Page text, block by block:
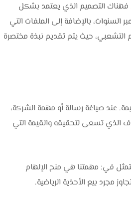
فهناك التصميم الذي يعتمد بشكل
بالإضافة إلى الملفات التي
حيث يتم تقديم نبذة مختصرة
عند صياغة رسالة أو مهمة الشركة،
تسعى لتحقيقه والقيمة التي
في: مهمتنا هي منح الإلهام
مجرد بيع الأحذية الرياضية.